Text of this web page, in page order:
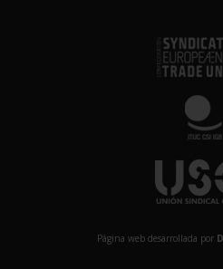
Página web desarrollada por